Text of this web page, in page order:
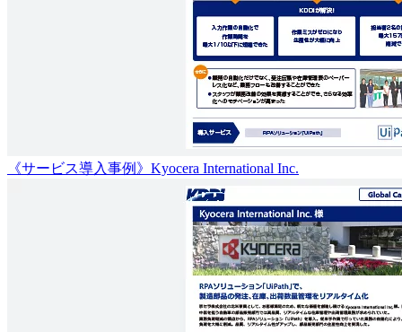
《サービス導入事例》Kyocera International Inc.